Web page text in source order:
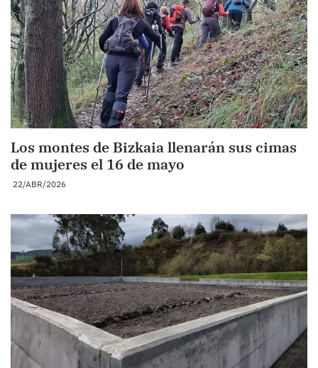
Los montes de Bizkaia llenarán sus cimas
de mujeres el 16 de mayo
22/ABR/2026